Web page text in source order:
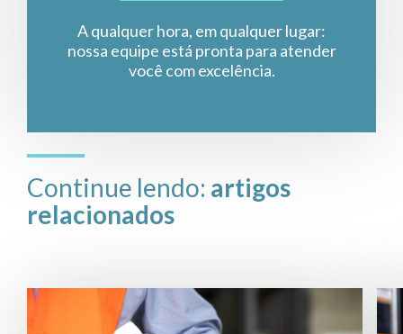
A qualquer hora, em qualquer lugar:
nossa equipe está pronta para atender
você com excelência.
Continue lendo: artigos
relacionados